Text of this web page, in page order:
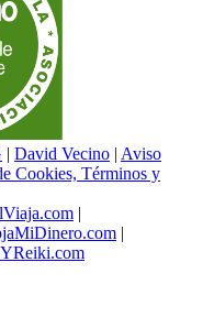
| David Vecino | Aviso
Cookies, Términos y
|
|